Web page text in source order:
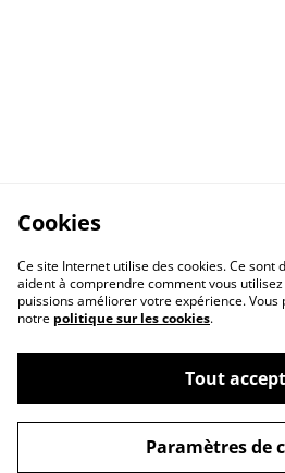
Contactez-nous
Mentions Légales
Cookies
Ce site Internet utilise des cookies. Ce sont
aident à comprendre comment vous
puissions améliorer votre expérience.
notre politique sur les cookies.
Tout
Paramètres de